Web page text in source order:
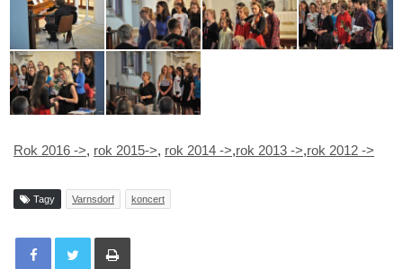
Rok 2016 ->, rok 2015->, rok 2014 ->,rok 2013 ->,rok 2012 ->
Tagy Varnsdorf koncert
Tisknout